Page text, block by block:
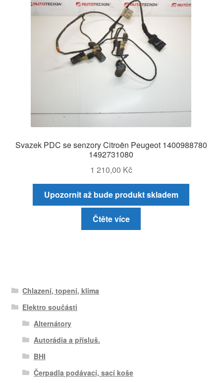
Svazek PDC se senzory Citroën Peugeot 1400988780
1492731080
1 210,00 Kč
Upozornit až bude produkt skladem
Čtěte více
Chlazení, topení, klima
Elektro součásti
Alternátory
Autorádia a přísluš.
BHI
Čerpadla podávací, sací koše